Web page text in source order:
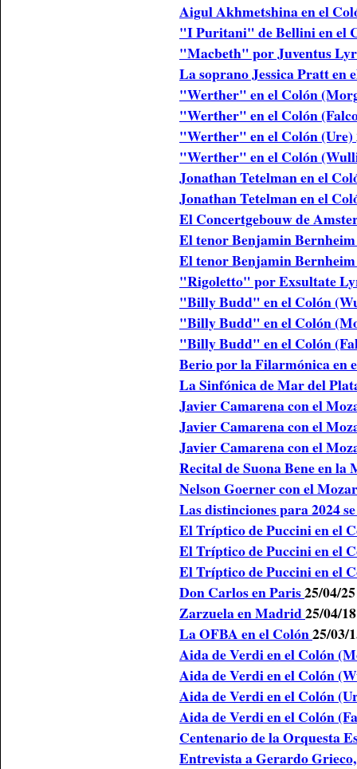
Aigul Akhmetshina en el
"I Puritani" de Bellini en el
"Macbeth" por Juventus
La soprano Jessica Pratt en
"Werther" en el Colón
"Werther" en el Colón
"Werther" en el Colón (Ure)
"Werther" en el Colón
Jonathan Tetelman en el
Jonathan Tetelman en el
El Concertgebouw de
El tenor Benjamin
El tenor Benjamin
"Rigoletto" por Exsultate
"Billy Budd" en el Colón
"Billy Budd" en el Colón
"Billy Budd" en el Colón
Berio por la Filarmónica en
La Sinfónica de Mar del
Javier Camarena con el
Javier Camarena con el
Javier Camarena con el
Recital de Suona Bene en la
Nelson Goerner con el
Las distinciones para 2024
El Tríptico de Puccini en el
El Tríptico de Puccini en el
El Tríptico de Puccini en el
Don Carlos en Paris25/04/25
Zarzuela en Madrid25/04/18
La OFBA en el Colón25/03/
Aida de Verdi en el Colón
Aida de Verdi en el Colón
Aida de Verdi en el Colón
Aida de Verdi en el Colón
Centenario de la Orquesta
Entrevista a Gerardo